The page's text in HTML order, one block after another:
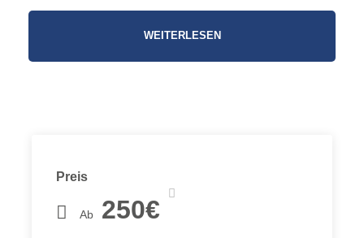
Preis
Ab 250€
Besonderes! Ohne mit der üblichen “Berg-Zivilisation”
wie Hütte oder Seilbahn in Berührung zu kommen,
Gewicht des Rucksacks erfordert zwar ein bisschen
mehr Kondition, aber dafür können wir uns weitgehend
WEITERLESEN